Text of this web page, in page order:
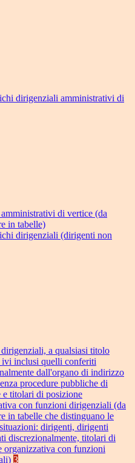
dirigenziali amministrativi di
di vertice (da
in tabelle)
dirigenziali (dirigenti non
a qualsiasi titolo
inclusi quelli conferiti
dall'organo di indirizzo
procedure pubbliche di
e titolari di posizione
con funzioni dirigenziali (da
in tabelle che distinguano le
dirigenti, dirigenti
discrezionalmente, titolari di
organizzativa con funzioni
3